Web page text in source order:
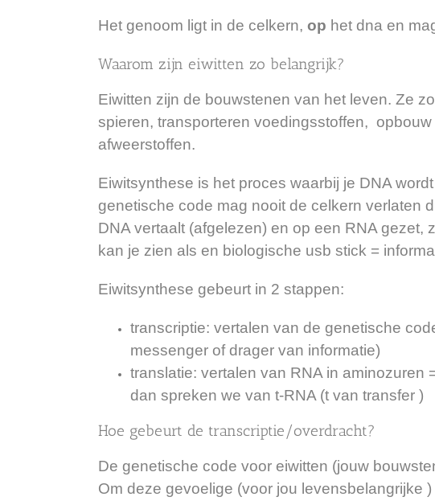
Het genoom ligt in de celkern, op het dna en
Waarom zijn eiwitten zo belangrijk?
Eiwitten zijn de bouwstenen van het leven. Ze
spieren, transporteren voedingsstoffen,
afweerstoffen.
Eiwitsynthese is het proces waarbij je DNA
genetische code mag nooit de celkern verlaten
DNA vertaalt (afgelezen) en op een RNA
kan je zien als en biologische usb stick =
Eiwitsynthese gebeurt in 2 stappen:
transcriptie: vertalen van de genetische
messenger of drager van informatie)
translatie: vertalen van RNA in aminozuren
dan spreken we van t-RNA (t van transfer )
Hoe gebeurt de transcriptie/overdracht?
De genetische code voor eiwitten (jouw
Om deze gevoelige (voor jou levensbelangrijke